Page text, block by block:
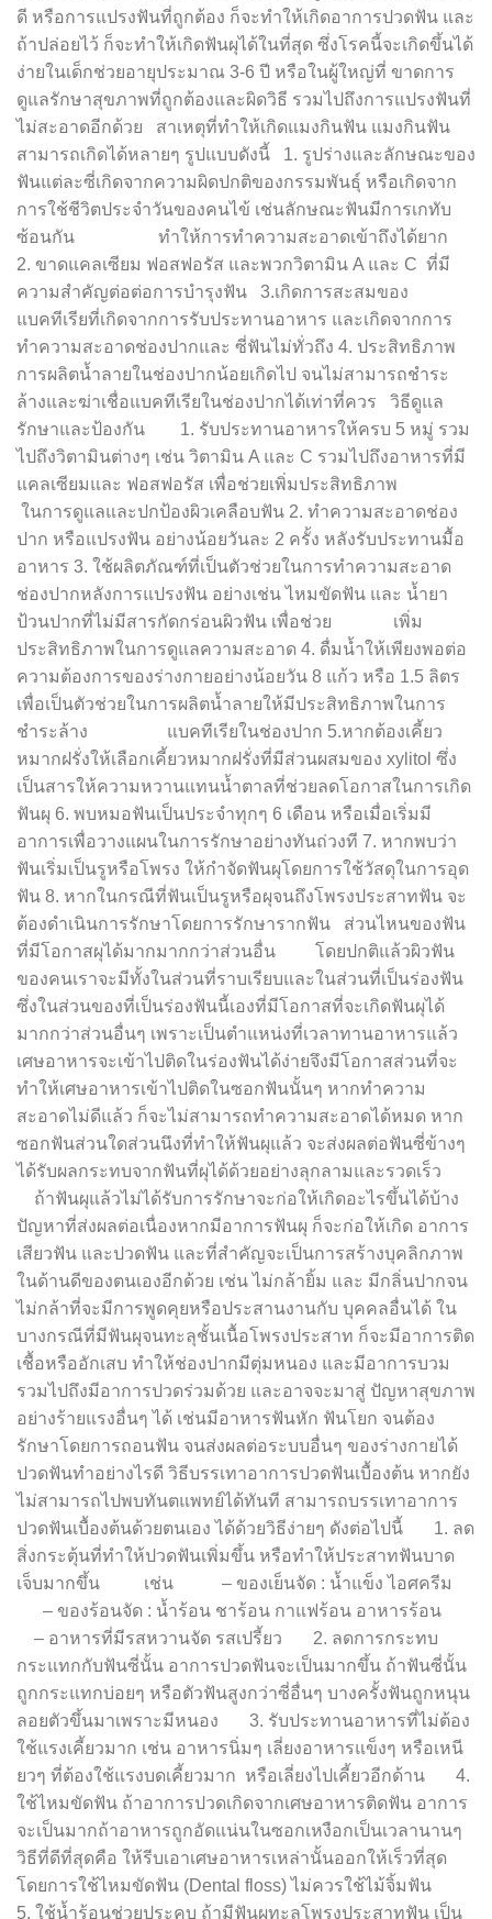
ดี หรือการแปรงฟันที่ถูกต้อง ก็จะทำให้เกิดอาการปวดฟัน และ
ถ้าปล่อยไว้ ก็จะทำให้เกิดฟันผุได้ในที่สุด ซึ่งโรคนี้จะเกิดขึ้นได้
ง่ายในเด็กช่วยอายุประมาณ 3-6 ปี หรือในผู้ใหญ่ที่ ขาดการ
ดูแลรักษาสุขภาพที่ถูกต้องและผิดวิธี รวมไปถึงการแปรงฟันที่
ไม่สะอาดอีกด้วย สาเหตุที่ทำให้เกิดแมงกินฟัน แมงกินฟัน
สามารถเกิดได้หลายๆ รูปแบบดังนี้ 1. รูปร่างและลักษณะของ
ฟันแต่ละซี่เกิดจากความผิดปกติของกรรมพันธุ์ หรือเกิดจาก
การใช้ชีวิตประจำวันของคนไข้ เช่นลักษณะฟันมีการเกทับ
ซ้อนกัน ทำให้การทำความสะอาดเข้าถึงได้ยาก
2. ขาดแคลเซียม ฟอสฟอรัส และพวกวิตามิน A และ C ที่มี
ความสำคัญต่อต่อการบำรุงฟัน 3.เกิดการสะสมของ
แบคทีเรียที่เกิดจากการรับประทานอาหาร และเกิดจากการ
ทำความสะอาดช่องปากและ ซี่ฟันไม่ทั่วถึง 4. ประสิทธิภาพ
การผลิตน้ำลายในช่องปากน้อยเกิดไป จนไม่สามารถชำระ
ล้างและฆ่าเชื่อแบคทีเรียในช่องปากได้เท่าที่ควร วิธีดูแล
รักษาและป้องกัน 1. รับประทานอาหารให้ครบ 5 หมู่ รวม
ไปถึงวิตามินต่างๆ เช่น วิตามิน A และ C รวมไปถึงอาหารที่มี
แคลเซียมและ ฟอสฟอรัส เพื่อช่วยเพิ่มประสิทธิภาพ
ในการดูแลและปกป้องผิวเคลือบฟัน 2. ทำความสะอาดช่อง
ปาก หรือแปรงฟัน อย่างน้อยวันละ 2 ครั้ง หลังรับประทานมื้อ
อาหาร 3. ใช้ผลิตภัณฑ์ที่เป็นตัวช่วยในการทำความสะอาด
ช่องปากหลังการแปรงฟัน อย่างเช่น ไหมขัดฟัน และ น้ำยา
ป้วนปากที่ไม่มีสารกัดกร่อนผิวฟัน เพื่อช่วย เพิ่ม
ประสิทธิภาพในการดูแลความสะอาด 4. ดื่มน้ำให้เพียงพอต่อ
ความต้องการของร่างกายอย่างน้อยวัน 8 แก้ว หรือ 1.5 ลิตร
เพื่อเป็นตัวช่วยในการผลิตน้ำลายให้มีประสิทธิภาพในการ
ชำระล้าง แบคทีเรียในช่องปาก 5.หากต้องเคี้ยว
หมากฝรั่งให้เลือกเคี้ยวหมากฝรั่งที่มีส่วนผสมของ xylitol ซึ่ง
เป็นสารให้ความหวานแทนน้ำตาลที่ช่วยลดโอกาสในการเกิด
ฟันผุ 6. พบหมอฟันเป็นประจำทุกๆ 6 เดือน หรือเมื่อเริ่มมี
อาการเพื่อวางแผนในการรักษาอย่างทันถ่วงที 7. หากพบว่า
ฟันเริ่มเป็นรูหรือโพรง ให้กำจัดฟันผุโดยการใช้วัสดุในการอุด
ฟัน 8. หากในกรณีที่ฟันเป็นรูหรือผุจนถึงโพรงประสาทฟัน จะ
ต้องดำเนินการรักษาโดยการรักษารากฟัน ส่วนไหนของฟัน
ที่มีโอกาสผุได้มากมากกว่าส่วนอื่น โดยปกติแล้วผิวฟัน
ของคนเราจะมีทั้งในส่วนที่ราบเรียบและในส่วนที่เป็นร่องฟัน
ซึ่งในส่วนของที่เป็นร่องฟันนี้เองที่มีโอกาสที่จะเกิดฟันผุได้
มากกว่าส่วนอื่นๆ เพราะเป็นตำแหน่งที่เวลาทานอาหารแล้ว
เศษอาหารจะเข้าไปติดในร่องฟันได้ง่ายจึงมีโอกาสส่วนที่จะ
ทำให้เศษอาหารเข้าไปติดในซอกฟันนั้นๆ หากทำความ
สะอาดไม่ดีแล้ว ก็จะไม่สามารถทำความสะอาดได้หมด หาก
ซอกฟันส่วนใดส่วนนึงที่ทำให้ฟันผุแล้ว จะส่งผลต่อฟันซี่ข้างๆ
ได้รับผลกระทบจากฟันที่ผุได้ด้วยอย่างลุกลามและรวดเร็ว
ถ้าฟันผุแล้วไม่ได้รับการรักษาจะก่อให้เกิดอะไรขึ้นได้บ้าง
ปัญหาที่ส่งผลต่อเนื่องหากมีอาการฟันผุ ก็จะก่อให้เกิด อาการ
เสียวฟัน และปวดฟัน และที่สำคัญจะเป็นการสร้างบุคลิกภาพ
ในด้านดีของตนเองอีกด้วย เช่น ไม่กล้ายิ้ม และ มีกลิ่นปากจน
ไม่กล้าที่จะมีการพูดคุยหรือประสานงานกับ บุคคลอื่นได้ ใน
บางกรณีที่มีฟันผุจนทะลุชั้นเนื้อโพรงประสาท ก็จะมีอาการติด
เชื้อหรืออักเสบ ทำให้ช่องปากมีตุ่มหนอง และมีอาการบวม
รวมไปถึงมีอาการปวดร่วมด้วย และอาจจะมาสู่ ปัญหาสุขภาพ
อย่างร้ายแรงอื่นๆ ได้ เช่นมีอาหารฟันหัก ฟันโยก จนต้อง
รักษาโดยการถอนฟัน จนส่งผลต่อระบบอื่นๆ ของร่างกายได้
ปวดฟันทำอย่างไรดี วิธีบรรเทาอาการปวดฟันเบื้องต้น หากยัง
ไม่สามารถไปพบทันตแพทย์ได้ทันที สามารถบรรเทาอาการ
ปวดฟันเบื้องต้นด้วยตนเอง ได้ด้วยวิธีง่ายๆ ดังต่อไปนี้ 1. ลด
สิ่งกระตุ้นที่ทำให้ปวดฟันเพิ่มขึ้น หรือทำให้ประสาทฟันบาด
เจ็บมากขึ้น เช่น – ของเย็นจัด : น้ำแข็ง ไอศครีม
– ของร้อนจัด : น้ำร้อน ชาร้อน กาแฟร้อน อาหารร้อน
– อาหารที่มีรสหวานจัด รสเปรี้ยว 2. ลดการกระทบ
กระแทกกับฟันซี่นั้น อาการปวดฟันจะเป็นมากขึ้น ถ้าฟันซี่นั้น
ถูกกระแทกบ่อยๆ หรือตัวฟันสูงกว่าซี่อื่นๆ บางครั้งฟันถูกหนุน
ลอยตัวขึ้นมาเพราะมีหนอง 3. รับประทานอาหารที่ไม่ต้อง
ใช้แรงเคี้ยวมาก เช่น อาหารนิ่มๆ เลี่ยงอาหารแข็งๆ หรือเหนี
ยวๆ ที่ต้องใช้แรงบดเคี้ยวมาก หรือเลี่ยงไปเคี้ยวอีกด้าน 4.
ใช้ไหมขัดฟัน ถ้าอาการปวดเกิดจากเศษอาหารติดฟัน อาการ
จะเป็นมากถ้าอาหารถูกอัดแน่นในซอกเหงือกเป็นเวลานานๆ
วิธีที่ดีที่สุดคือ ให้รีบเอาเศษอาหารเหล่านั้นออกให้เร็วที่สุด
โดยการใช้ไหมขัดฟัน (Dental floss) ไม่ควรใช้ไม้จิ้มฟัน
5. ใช้น้ำร้อนช่วยประคบ ถ้ามีฟันผุทะลุโพรงประสาทฟัน เป็น